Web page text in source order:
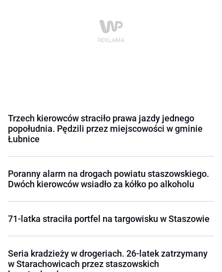
Trzech kierowców straciło prawa jazdy jednego
popołudnia. Pędzili przez miejscowości w gminie
Łubnice
Poranny alarm na drogach powiatu staszowskiego.
Dwóch kierowców wsiadło za kółko po alkoholu
71-latka straciła portfel na targowisku w Staszowie
Seria kradzieży w drogeriach. 26-latek zatrzymany
w Starachowicach przez staszowskich